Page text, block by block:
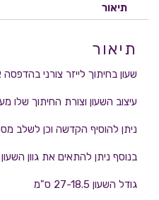
תיאור
תיאור
שעון בחיתוך לייזר צורני בהדפסה
עיצוב השעון וצורת החיתוך שלו
ניתן להוסיף הקדשה וכן לשלב
בנוסף ניתן להתאים את גוון
גודל השעון 27-18.5 ס"מ